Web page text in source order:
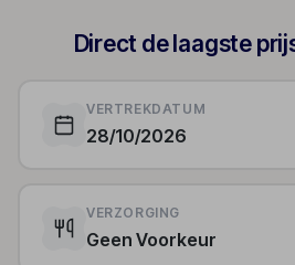
Direct de laagste
VERTREKDATUM
28/10/2026
VERZORGING
Geen Voorkeur